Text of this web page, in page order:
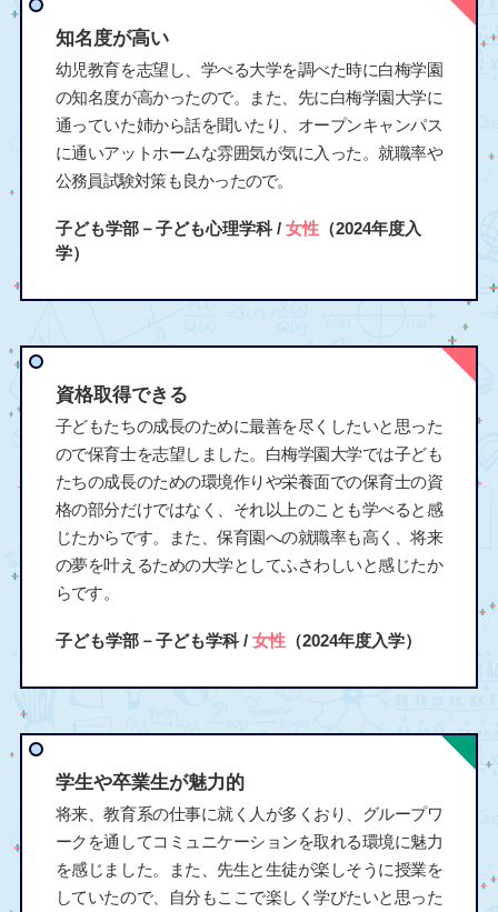
知名度が高い
幼児教育を志望し、学べる大学を調べた時に白梅学園
の知名度が高かったので。また、先に白梅学園大学に
通っていた姉から話を聞いたり、オープンキャンパス
に通いアットホームな雰囲気が気に入った。就職率や
公務員試験対策も良かったので。
子ども学部－子ども心理学科 / 女性（2024年度入
学）
資格取得できる
子どもたちの成長のために最善を尽くしたいと思った
ので保育士を志望しました。白梅学園大学では子ども
たちの成長のための環境作りや栄養面での保育士の資
格の部分だけではなく、それ以上のことも学べると感
じたからです。また、保育園への就職率も高く、将来
の夢を叶えるための大学としてふさわしいと感じたか
らです。
子ども学部－子ども学科 / 女性（2024年度入学）
学生や卒業生が魅力的
将来、教育系の仕事に就く人が多くおり、グループワ
ークを通してコミュニケーションを取れる環境に魅力
を感じました。また、先生と生徒が楽しそうに授業を
していたので、自分もここで楽しく学びたいと思った